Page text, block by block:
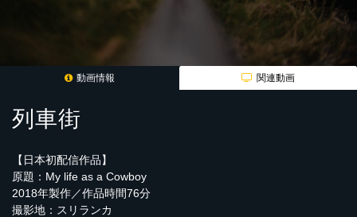
動画情報 関連動画
列車街
【日本初配信作品】
原題：My life as a Cowboy
2018年製作／作品時間76分
撮影地：スリランカ